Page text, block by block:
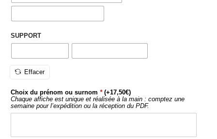
SUPPORT
Effacer
Choix du prénom ou surnom *(+17,50€)
Chaque affiche est unique et réalisée à la main : comptez une
semaine pour l’expédition ou la réception du PDF.